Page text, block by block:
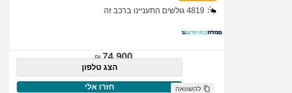
4819 גולשים התעניינו ברכב זה
74,900
הצג טלפון
חזרו אלי להשוואה